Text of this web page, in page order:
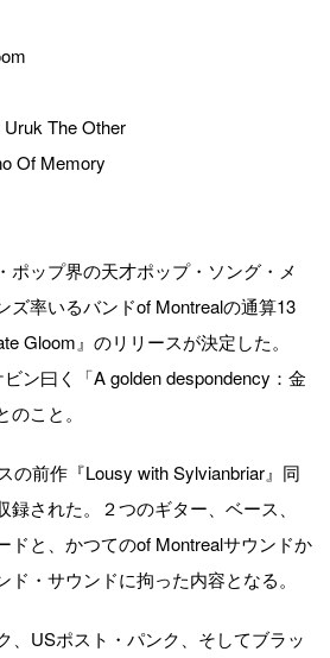
The Other
Of Memory
ポップ界の天才ポップ・ソング・メ
ズ率いるバンドof Montrealの通算13
Gloom』のリリースが決定した。
ビン曰く「A golden despondency：金
こと。
の前作『Lousy with Sylvianbriar』同
された。２つのギター、ベース、
ドと、かつてのof Montrealサウンドか
・サウンドに拘った内容となる。
、USポスト・パンク、そしてブラッ